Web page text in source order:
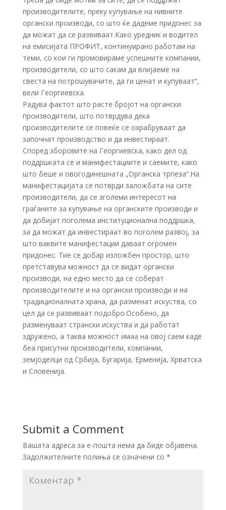
производителите, преку купување на нивните
органски производи, со што ќе дадеме придонес за
да можат да се развиваат.Како уредник и водител
на емисијата ПРОФИТ, континуирано работам на
теми, со кои ги промовираме успешните компании,
производители, со што сакам да влијаеме на
свеста на потрошувачите, да ги ценат и купуваат“,
вели Георгиевска.
Радува фактот што расте бројот на органски
производители, што потврдува дека
производителите се повеќе се охрабруваат да
започнат производство и да инвестираат.
Според зборовите на Георгиевска, како дел од
поддршката се и манифестациите и саемите, како
што беше и овогодинешната „Органска трпеза“.На
манифестацијата се потврди заложбата на сите
производители, да се зголеми интересот на
граѓаните за купување на органските производи и
да добијат поголема институционална поддршка,
за да можат да инвестираат во поголем развој, за
што ваквите манифестации даваат огромен
придонес. Тие се добар изложбен простор, што
претставува можност да се видат органски
производи, на едно место да се соберат
производителите и на органски производи и на
традиционалната храна, да разменат искуства, со
цел да се развиваат подобро.Особено, да
разменуваат странски искуства и да работат
здружено, а таква можност имаа на овој саем каде
беа присутни производители, компании,
земјоделци од Србија, Бугарија, Ерменија, Хрватска
и Словенија.
Submit a Comment
Вашата адреса за е-пошта нема да биде објавена.
Задолжителните полиња се означени со *